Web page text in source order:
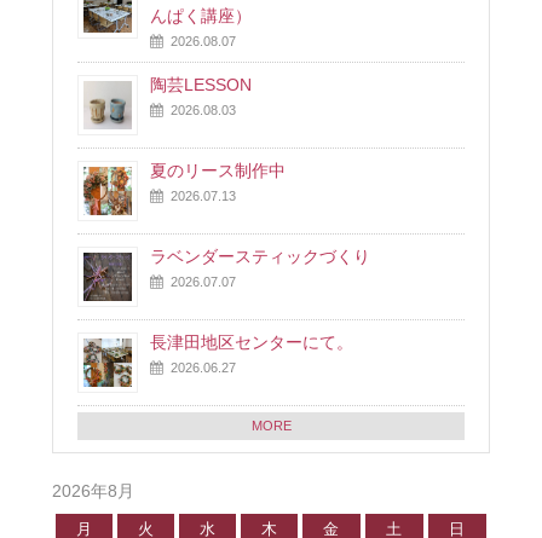
んぱく講座）
2026.08.07
陶芸LESSON
2026.08.03
夏のリース制作中
2026.07.13
ラベンダースティックづくり
2026.07.07
長津田地区センターにて。
2026.06.27
MORE
2026年8月
月 火 水 木 金 土 日